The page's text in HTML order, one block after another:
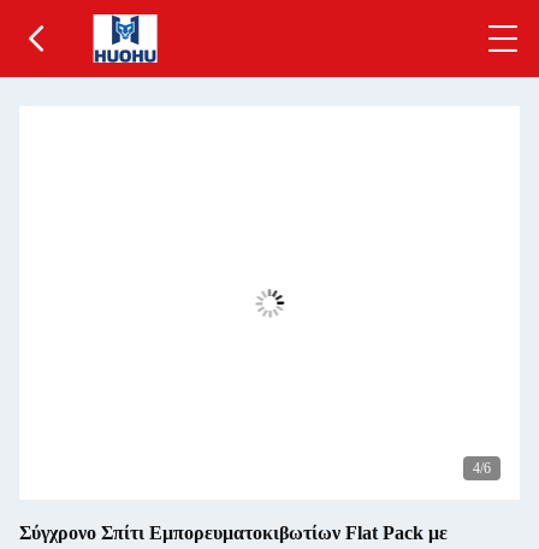
5/6
Σύγχρονο Σπίτι Εμπορευματοκιβωτίων Flat Pack με